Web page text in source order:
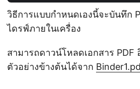
วิธีการแบบกำหนดเองนี้จะบันทึก
ไดรฟ์ภายในเครื่อง
สามารถดาวน์โหลดเอกสาร PDF
ตัวอย่างข้างต้นได้จาก